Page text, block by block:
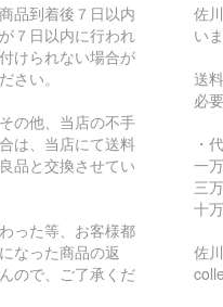
品到着後７日以内
７日以内に行われ
けられない場合が
さい。
の他、当店の不手
は、当店にて送料
品と交換させてい
った等、お客様都
なった商品の返
ので、ご了承くだ
佐
い
送
必
・
一
三
十
佐